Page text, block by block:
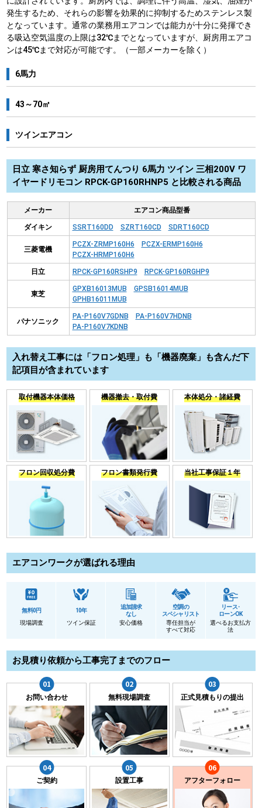
発生するため、それらの影響を効果的に抑制するためステンレス製
となっています。通常の業務用エアコンでは能力が十分に発揮でき
る吸込空気温度の上限は32℃までとなっていますが、厨房用エアコ
ンは45℃まで対応が可能です。（一部メーカーを除く）
6馬力
43～70㎡
ツインエアコン
日立 寒さ知らず 厨房用てんつり 6馬力 ツイン 三相200V ワ
イヤードリモコン RPCK-GP160RHNP5 と比較される商品
メーカー エアコン商品型番
ダイキン SSRT160DD SZRT160CD SDRT160CD
三菱電機
PCZX-ZRMP160H6
PCZX-ERMP160H6
PCZX-HRMP160H6
日立 RPCK-GP160RSHP9 RPCK-GP160RGHP9
東芝
GPXB16013MUB
GPSB16014MUB
GPHB16011MUB
パナソニック
PA-P160V7GDNB
PA-P160V7HDNB
PA-P160V7KDNB
入れ替え工事には「フロン処理」も「機器廃棄」も含んだ下
記項目が含まれています
取付機器本体価格 機器撤去・取付費 本体処分・諸経費
フロン回収処分費 フロン書類発行費 当社工事保証１年
エアコンワークが選ばれる理由
無料0円
現場調査
10年
ツイン保証
追加請求
なし
安心価格
空調の
スペシャリスト
専任担当が
すべて対応
リース･
ローンOK
選べるお支払方
法
お見積り依頼から工事完了までのフロー
お問い合わせ 無料現場調査 正式見積もりの提出
ご契約 設置工事 アフターフォロー